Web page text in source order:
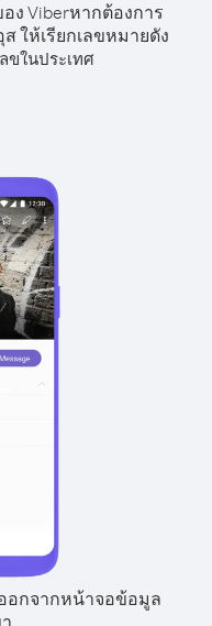
ง Viberหากต้องการ
ให้เรียกเลขหมายดัง
ขในประเทศ
อกจากหน้าจอข้อมูล